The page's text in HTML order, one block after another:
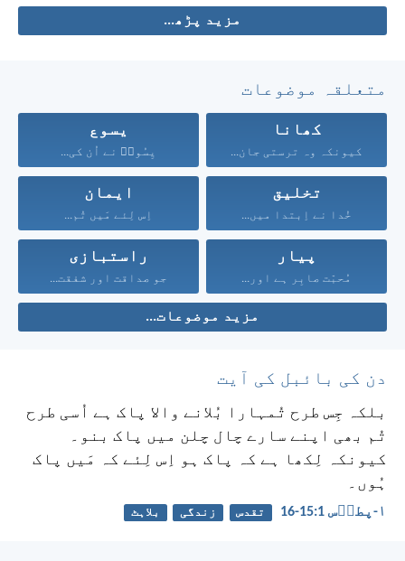
مزید پڑھ...
متعلقہ موضوعات
کھانا
کیونکہ وہ ترستی جان...
یسوع
یِسُوعؔ نے اُن کی...
تخلیق
خُدا نے اِبتدا میں...
ایمان
اِس لِئے مَیں تُم...
پیار
مُحبّت صابِر ہے اور...
راستبازی
جو صداقت اور شفقت...
مزید موضوعات...
دن کی بائبل کی آیت
بلکہ جِس طرح تُمہارا بُلانے والا پاک ہے اُسی طرح
تُم بھی اپنے سارے چال چلن میں پاک بنو۔
کیونکہ لِکھا ہے کہ پاک ہو اِس لِئے کہ مَیں پاک
ہُوں۔
۱-پطرؔس 1:‏15-‏16 تقدس زندگی بلاہٹ